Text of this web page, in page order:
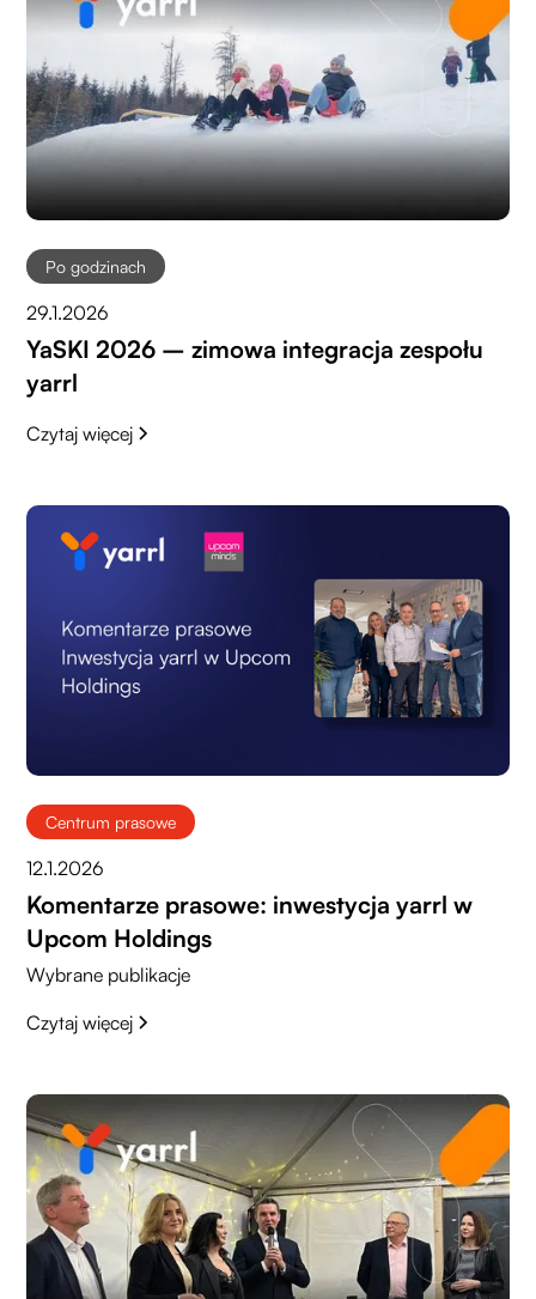
Po godzinach
29.1.2026
YaSKI 2026 – zimowa integracja zespołu
yarrl
Czytaj więcej
Centrum prasowe
12.1.2026
Komentarze prasowe: inwestycja yarrl w
Upcom Holdings
Wybrane publikacje
Czytaj więcej